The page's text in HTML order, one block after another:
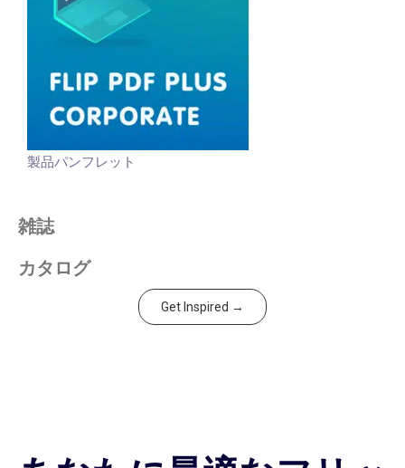
製品パンフレット
雑誌
カタログ
Get Inspired →